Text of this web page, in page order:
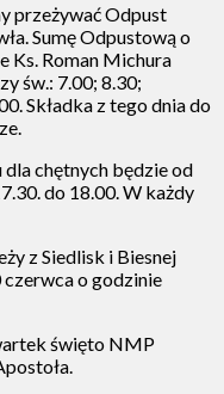
przeżywać Odpust
Sumę Odpustową o
Ks. Roman Michura
św.: 7.00; 8.30;
Składka z tego dnia do
chętnych będzie od
do 18.00. W każdy
z Siedlisk i Biesnej
o godzinie
święto NMP